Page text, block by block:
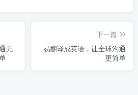
无
下一篇
易翻译成英语，让全球沟通
更简单